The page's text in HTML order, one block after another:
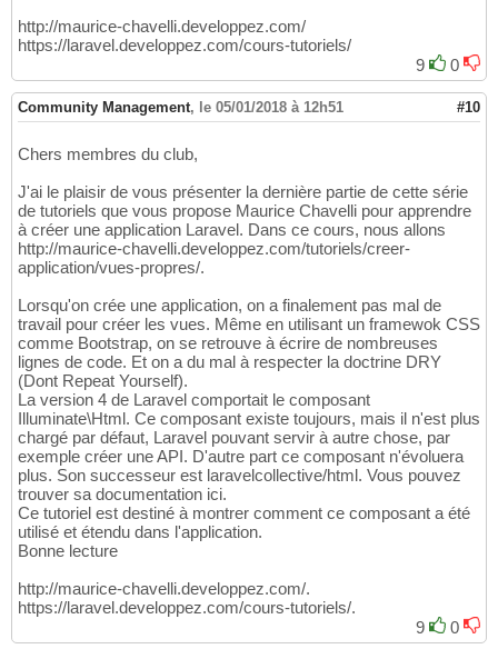
http://maurice-chavelli.developpez.com/
https://laravel.developpez.com/cours-tutoriels/
9
0
Community Management, le 05/01/2018 à 12h51 #10
Chers membres du club,
J'ai le plaisir de vous présenter la dernière partie de cette série
de tutoriels que vous propose Maurice Chavelli pour apprendre
à créer une application Laravel. Dans ce cours, nous allons
http://maurice-chavelli.developpez.com/tutoriels/creer-
application/vues-propres/.
Lorsqu'on crée une application, on a finalement pas mal de
travail pour créer les vues. Même en utilisant un framewok CSS
comme Bootstrap, on se retrouve à écrire de nombreuses
lignes de code. Et on a du mal à respecter la doctrine DRY
(Dont Repeat Yourself).
La version 4 de Laravel comportait le composant
Illuminate\Html. Ce composant existe toujours, mais il n'est plus
chargé par défaut, Laravel pouvant servir à autre chose, par
exemple créer une API. D'autre part ce composant n'évoluera
plus. Son successeur est laravelcollective/html. Vous pouvez
trouver sa documentation ici.
Ce tutoriel est destiné à montrer comment ce composant a été
utilisé et étendu dans l'application.
Bonne lecture
http://maurice-chavelli.developpez.com/.
https://laravel.developpez.com/cours-tutoriels/.
9
0